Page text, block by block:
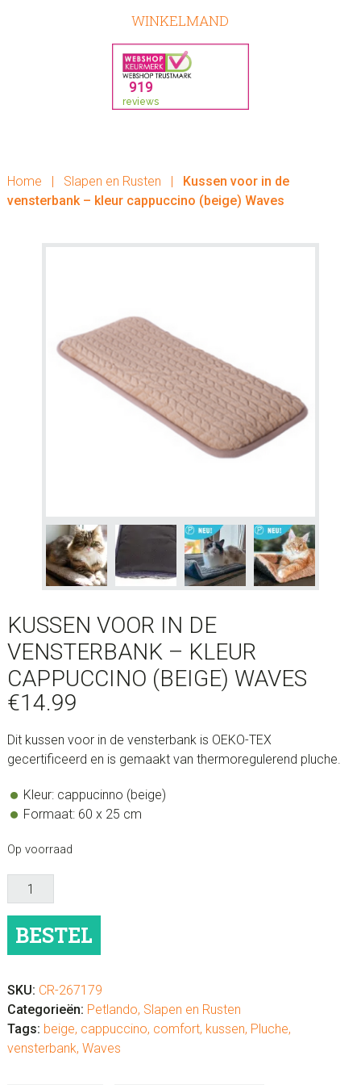
WINKELMAND
Home | Slapen en Rusten |
Kussen voor in de
vensterbank – kleur cappuccino (beige) Waves
KUSSEN VOOR IN DE
VENSTERBANK – KLEUR
CAPPUCCINO (BEIGE) WAVES
€14.99
Dit kussen voor in de vensterbank is OEKO-TEX
gecertificeerd en is gemaakt van thermoregulerend pluche.
Kleur: cappucinno (beige)
Formaat: 60 x 25 cm
Op voorraad
Kussen
voor
de
vensterbank
kleur
cappuccino
(beige)
Waves
BESTEL
SKU: CR-267179
Categorieën: Petlando, Slapen en Rusten
Tags: beige, cappuccino, comfort, kussen, Pluche,
vensterbank, Waves